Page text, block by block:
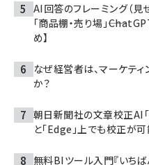
AI回答のフレーミング（見
「商品棚・売り場」
め】
なぜ経営者は、マーケテ
か？
朝日新聞社の文章校正AI
と「Edge」上でも校正が
無料BIツール入門『いち